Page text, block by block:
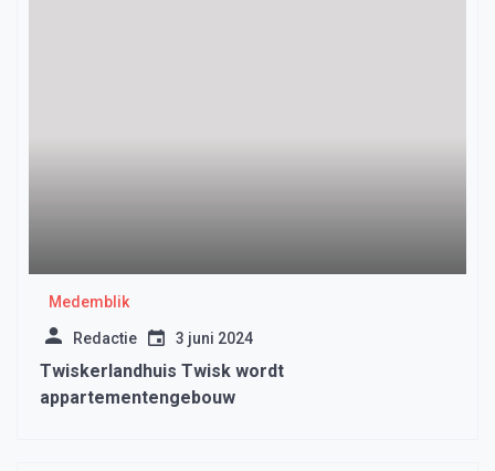
Medemblik
Redactie 3 juni 2024
Twiskerlandhuis Twisk wordt
appartementengebouw